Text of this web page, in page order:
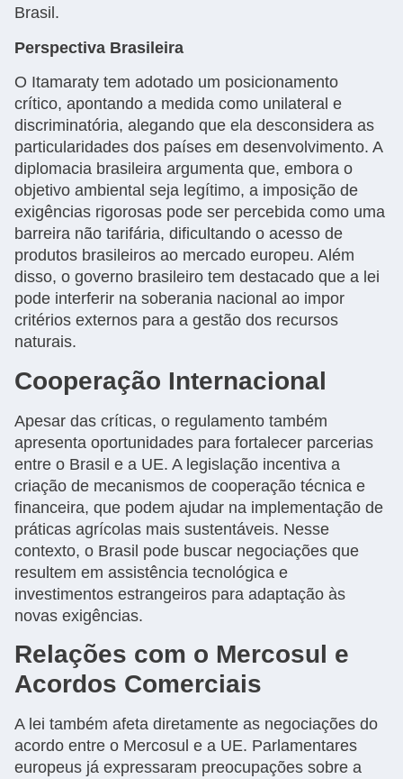
Brasil.
Perspectiva Brasileira
O Itamaraty tem adotado um posicionamento
crítico, apontando a medida como unilateral e
discriminatória, alegando que ela desconsidera as
particularidades dos países em desenvolvimento. A
diplomacia brasileira argumenta que, embora o
objetivo ambiental seja legítimo, a imposição de
exigências rigorosas pode ser percebida como uma
barreira não tarifária, dificultando o acesso de
produtos brasileiros ao mercado europeu. Além
disso, o governo brasileiro tem destacado que a lei
pode interferir na soberania nacional ao impor
critérios externos para a gestão dos recursos
naturais.
Cooperação Internacional
Apesar das críticas, o regulamento também
apresenta oportunidades para fortalecer parcerias
entre o Brasil e a UE. A legislação incentiva a
criação de mecanismos de cooperação técnica e
financeira, que podem ajudar na implementação de
práticas agrícolas mais sustentáveis. Nesse
contexto, o Brasil pode buscar negociações que
resultem em assistência tecnológica e
investimentos estrangeiros para adaptação às
novas exigências.
Relações com o Mercosul e
Acordos Comerciais
A lei também afeta diretamente as negociações do
acordo entre o Mercosul e a UE. Parlamentares
europeus já expressaram preocupações sobre a